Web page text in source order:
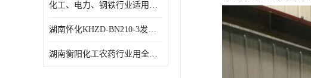
化工、电力、钢铁行业适用冷却冷凝蒸发加热不锈钢可拆式板式换热器
湖南怀化KHZD-BN210-3发动机柴油冷却钎焊机板式热交换器
湖南衡阳化工农药行业用全焊接板式冷凝器专业定制